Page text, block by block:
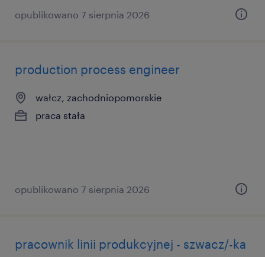
opublikowano 7 sierpnia 2026
production process engineer
wałcz, zachodniopomorskie
praca stała
opublikowano 7 sierpnia 2026
pracownik linii produkcyjnej - szwacz/-ka